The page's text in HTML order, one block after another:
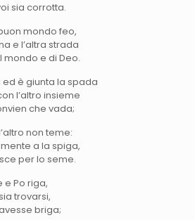
sia corrotta.
mondo feo,
e l’altra strada
e di Deo.
ed è giunta la spada
l’altro insieme
che vada;
non teme:
a la spiga,
per lo seme.
e Po riga,
trovarsi,
briga;